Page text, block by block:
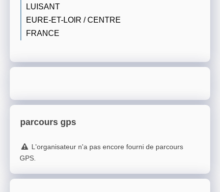
LUISANT
EURE-ET-LOIR / CENTRE
FRANCE
parcours gps
L'organisateur n'a pas encore fourni de parcours
GPS.